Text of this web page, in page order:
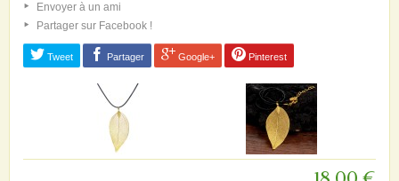
Envoyer à un ami
Partager sur Facebook !
Tweet Partager Google+ Pinterest